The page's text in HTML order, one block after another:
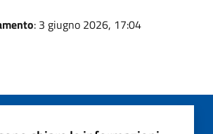
: 3 giugno 2026, 17:04